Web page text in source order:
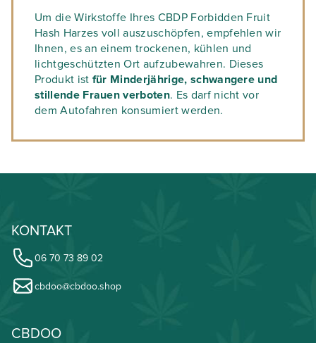
Um die Wirkstoffe Ihres CBDP Forbidden Fruit
Hash Harzes voll auszuschöpfen, empfehlen wir
Ihnen, es an einem trockenen, kühlen und
lichtgeschützten Ort aufzubewahren. Dieses
Produkt ist für Minderjährige, schwangere und
stillende Frauen verboten. Es darf nicht vor
dem Autofahren konsumiert werden.
KONTAKT
06 70 73 89 02
cbdoo@cbdoo.shop
CBDOO